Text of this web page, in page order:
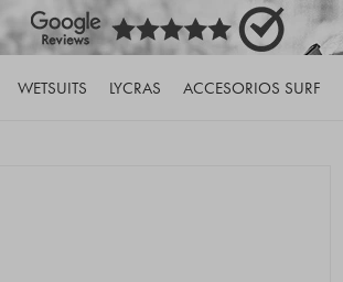
WETSUITS LYCRAS ACCESORIOS SURF